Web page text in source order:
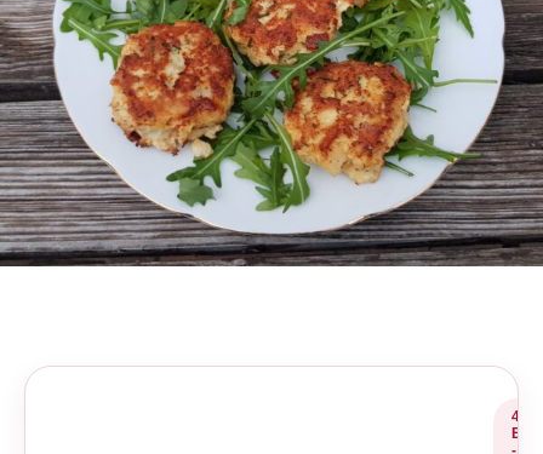
4
E